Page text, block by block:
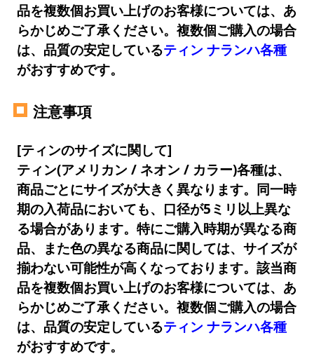
品を複数個お買い上げのお客様については、あ
らかじめご了承ください。複数個ご購入の場合
は、品質の安定しているティン ナランハ各種
がおすすめです。
注意事項
[ティンのサイズに関して]
ティン(アメリカン / ネオン / カラー)各種は、
商品ごとにサイズが大きく異なります。同一時
期の入荷品においても、口径が5ミリ以上異な
る場合があります。特にご購入時期が異なる商
品、また色の異なる商品に関しては、サイズが
揃わない可能性が高くなっております。該当商
品を複数個お買い上げのお客様については、あ
らかじめご了承ください。複数個ご購入の場合
は、品質の安定しているティン ナランハ各種
がおすすめです。